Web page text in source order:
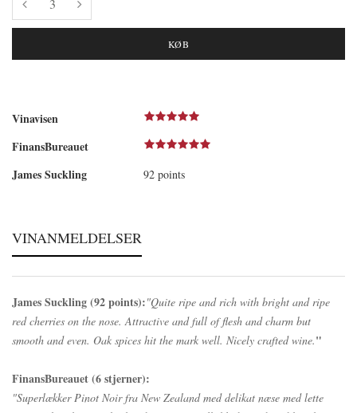
KØB
Vinavisen
FinansBureauet
James Suckling
92 points
VINANMELDELSER
James Suckling (92 points):"Quite ripe and rich with bright and ripe
red cherries on the nose. Attractive and full of flesh and charm but
smooth and even. Oak spices hit the mark well. Nicely crafted wine."
FinansBureauet (6 stjerner):
"Superlækker Pinot Noir fra New Zealand med delikat næse med lette